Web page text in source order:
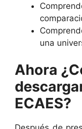
una
Ahora
ECAES?